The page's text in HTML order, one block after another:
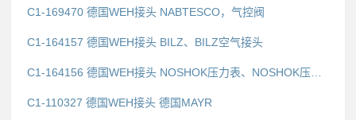
C1-169470 德国WEH接头 NABTESCO，气控阀
C1-164157 德国WEH接头 BILZ、BILZ空气接头
C1-164156 德国WEH接头 NOSHOK压力表、NOSHOK压力变送器
C1-110327 德国WEH接头 德国MAYR